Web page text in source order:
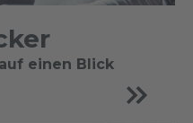
einen Blick